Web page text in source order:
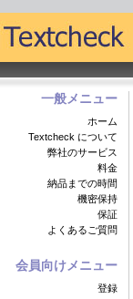
一般メニュー
ホーム
Textcheck について
弊社のサービス
料金
納品までの時間
機密保持
保証
よくあるご質問
会員向けメニュー
登録